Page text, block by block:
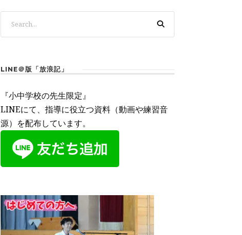
LINE＠版「放浪記」
『小中学校の先生限定』
LINEにて、指導に役立つ資料（動画や練習音
源）を配布しています。